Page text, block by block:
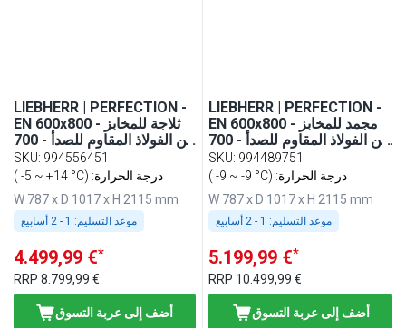
LIEBHERR | PERFECTION -
EN 600x800 - ثلاجة للمخابز
من الفولاذ المقاوم للصدأ - 700
لتر - من الداخل فولاذ مقاوم
للصدأ - باب مع واي فاي
SKU: 994556451
( -5 ~ +14 °C) :درجة الحرارة
W 787 x D 1017 x H 2115 mm
موعد التسليم:
4.499,99 €*
RRP 8.799,99 €
أضف إلى عربة التسوق
LIEBHERR | PERFECTION -
EN 600x800 - مجمد للمخابز
من الفولاذ المقاوم للصدأ - 700
لتر - من الداخل فولاذ مقاوم
للصدأ - باب مع واي فاي
SKU: 994489751
( -9 ~ -9 °C) :درجة الحرارة
W 787 x D 1017 x H 2115 mm
موعد التسليم:
5.199,99 €*
RRP 10.499,99 €
أضف إلى عربة التسوق